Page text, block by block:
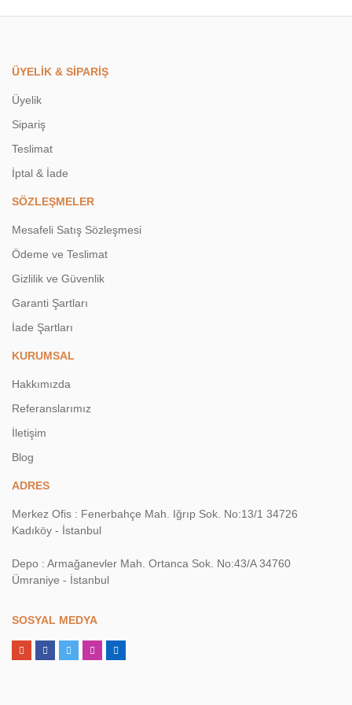
ÜYELİK & SİPARİŞ
Üyelik
Sipariş
Teslimat
İptal & İade
SÖZLEŞMELER
Mesafeli Satış Sözleşmesi
Ödeme ve Teslimat
Gizlilik ve Güvenlik
Garanti Şartları
İade Şartları
KURUMSAL
Hakkımızda
Referanslarımız
İletişim
Blog
ADRES
Merkez Ofis : Fenerbahçe Mah. Iğrıp Sok. No:13/1 34726
Kadıköy - İstanbul
Depo : Armağanevler Mah. Ortanca Sok. No:43/A 34760
Ümraniye - İstanbul
SOSYAL MEDYA